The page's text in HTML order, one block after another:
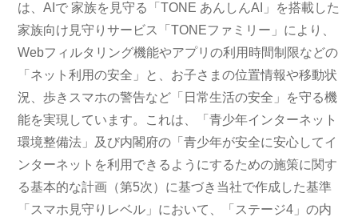
は、AIで 家族を見守る「TONE あんしんAI」を搭載した
家族向け見守りサービス「TONEファミリー」により、
Webフィルタリング機能やアプリの利用時間制限などの
「ネット利用の安全」と、お子さまの位置情報や移動状
況、歩きスマホの警告など「日常生活の安全」を守る機
能を実現しています。これは、「青少年インターネット
環境整備法」及び内閣府の「青少年が安全に安心してイ
ンターネットを利用できるようにするための施策に関す
る基本的な計画（第5次）に基づき当社で作成した基準
「スマホ見守りレベル」において、「ステージ4」の内